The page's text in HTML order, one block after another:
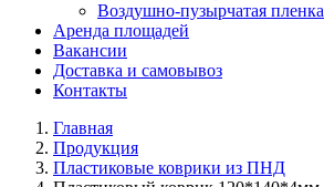
Воздушно-пузырчатая пленка
Аренда площадей
Вакансии
Доставка и самовывоз
Контакты
Главная
Продукция
Пластиковые коврики из ПНД